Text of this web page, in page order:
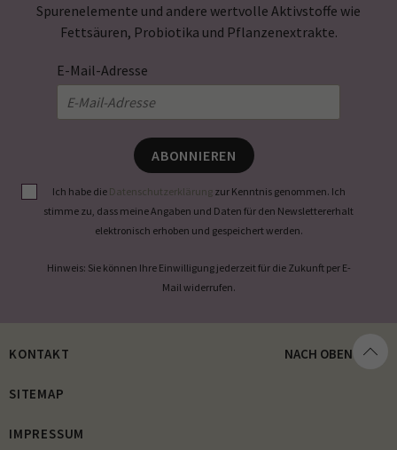
Spurenelemente und andere wertvolle Aktivstoffe wie
Fettsäuren, Probiotika und Pflanzenextrakte.
E-Mail-Adresse
ABONNIEREN
Ich habe die Datenschutzerklärung zur Kenntnis genommen. Ich
stimme zu, dass meine Angaben und Daten für den Newslettererhalt
elektronisch erhoben und gespeichert werden.
Hinweis: Sie können Ihre Einwilligung jederzeit für die Zukunft per E-
Mail widerrufen.
KONTAKT
SITEMAP
IMPRESSUM
NACH OBEN